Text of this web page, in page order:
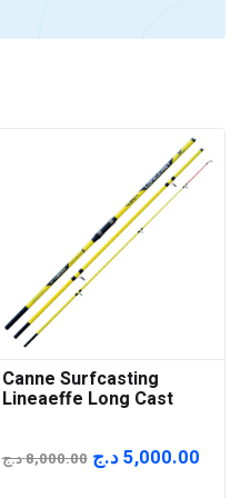
Canne Surfcasting
Lineaeffe Long Cast
8,000.00د.ج
Le 5,000.00د.ج
Le